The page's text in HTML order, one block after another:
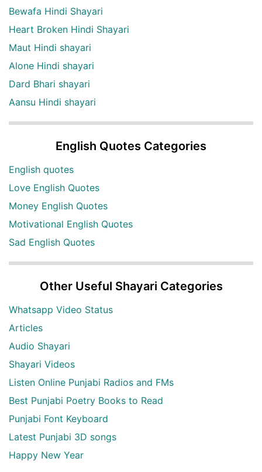
Bewafa Hindi Shayari
Heart Broken Hindi Shayari
Maut Hindi shayari
Alone Hindi shayari
Dard Bhari shayari
Aansu Hindi shayari
English Quotes Categories
English quotes
Love English Quotes
Money English Quotes
Motivational English Quotes
Sad English Quotes
Other Useful Shayari Categories
Whatsapp Video Status
Articles
Audio Shayari
Shayari Videos
Listen Online Punjabi Radios and FMs
Best Punjabi Poetry Books to Read
Punjabi Font Keyboard
Latest Punjabi 3D songs
Happy New Year